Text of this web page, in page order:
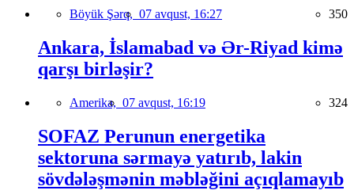
Böyük Şərq, 07 avqust, 16:27 350
Ankara, İslamabad və Ər-Riyad kimə
qarşı birləşir?
Amerika, 07 avqust, 16:19 324
SOFAZ Perunun energetika
sektoruna sərmayə yatırıb, lakin
sövdələşmənin məbləğini açıqlamayıb